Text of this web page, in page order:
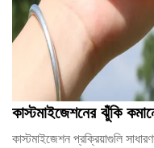
কাস্টমাইজেশনের ঝুঁকি
কাস্টমাইজেশন প্রক্রিয়াগুলি